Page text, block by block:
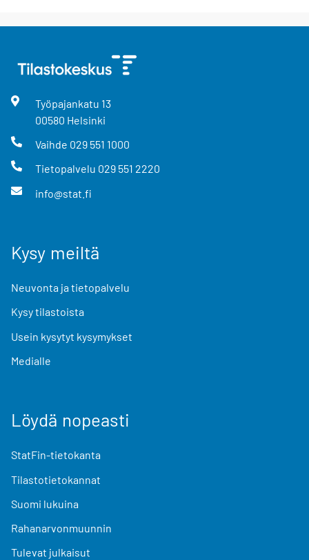
Työpajankatu 13
00580 Helsinki
Vaihde 029 551 1000
Tietopalvelu 029 551 2220
info@stat.fi
Kysy meiltä
Neuvonta ja tietopalvelu
Kysy tilastoista
Usein kysytyt kysymykset
Medialle
Löydä nopeasti
StatFin-tietokanta
Tilastotietokannat
Suomi lukuina
Rahanarvonmuunnin
Tulevat julkaisut